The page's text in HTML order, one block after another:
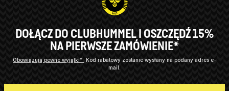
DOŁĄCZ DO CLUBHUMMEL I OSZCZĘDŹ 15%
NA PIERWSZE ZAMÓWIENIE*
Obowiązują pewne wyjątki* Kod rabatowy zostanie wysłany na podany adres e-
mail.